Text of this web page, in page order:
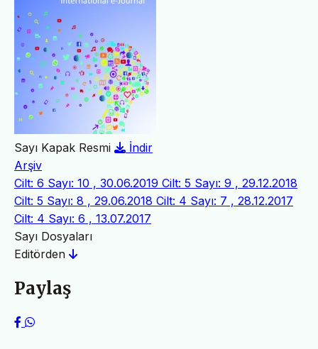
Sayı Kapak Resmi
İndir
Arşiv
Cilt: 6 Sayı: 10 , 30.06.2019 Cilt: 5 Sayı: 9 , 29.12.2018
Cilt: 5 Sayı: 8 , 29.06.2018 Cilt: 4 Sayı: 7 , 28.12.2017
Cilt: 4 Sayı: 6 , 13.07.2017
Sayı Dosyaları
Editörden
Paylaş